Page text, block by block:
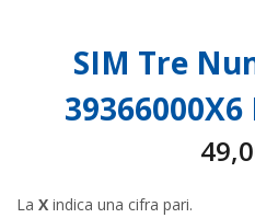
SIM Tre
La X indica una cifra pari.